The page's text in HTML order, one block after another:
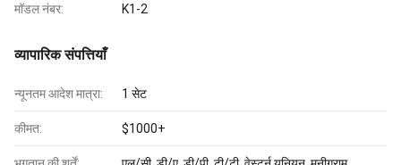
मॉडल नंबर: K1-2
व्यापारिक संपत्तियाँ
न्यूनतम आदेश मात्रा: 1 सेट
कीमत: $1000+